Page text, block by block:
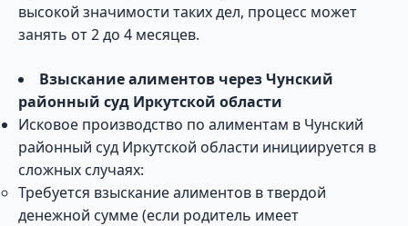
высокой значимости таких дел, процесс может
занять от 2 до 4 месяцев.
Взыскание алиментов через Чунский
районный суд Иркутской области
Исковое производство по алиментам в Чунский
районный суд Иркутской области инициируется в
сложных случаях:
Требуется взыскание алиментов в твердой
денежной сумме (если родитель имеет